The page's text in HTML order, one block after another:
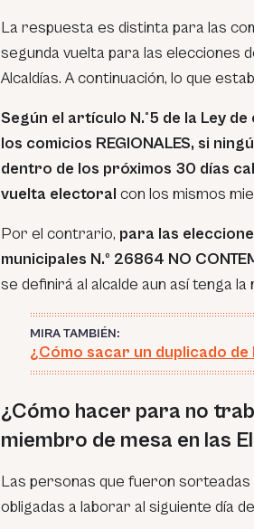
La respuesta es distinta para las
segunda vuelta para las elecciones
Alcaldías. A continuación, lo que
Según el artículo N.°5 de la Ley
los comicios REGIONALES, si
dentro de los próximos 30 días
vuelta electoral con los mismos
Por el contrario, para las
municipales N.º 26864 NO
se definirá al alcalde aun así tenga la
MIRA TAMBIÉN:
¿Cómo sacar un duplicado
¿Cómo hacer para no
miembro de mesa en las
Las personas que fueron
obligadas a laborar al siguiente día